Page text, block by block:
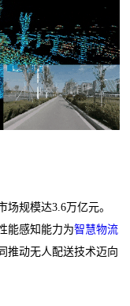
规模达3.6万亿元。
能感知能力为智慧物流
推动无人配送技术迈向